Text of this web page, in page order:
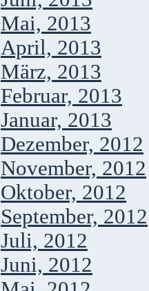
Mai, 2013
April, 2013
März, 2013
Februar, 2013
Januar, 2013
Dezember, 2012
November, 2012
Oktober, 2012
September, 2012
Juli, 2012
Juni, 2012